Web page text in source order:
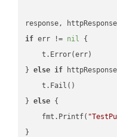
if err != nil {
    t.Error(err)
} else if
    t.Fail()
} else {
    fmt.Printf(